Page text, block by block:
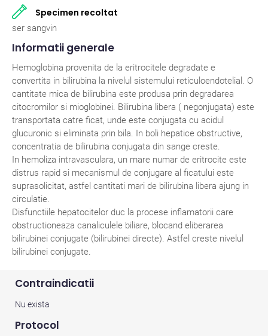
Specimen recoltat
ser sangvin
Informatii generale
Hemoglobina provenita de la eritrocitele degradate e
convertita in bilirubina la nivelul sistemului reticuloendotelial. O
cantitate mica de bilirubina este produsa prin degradarea
citocromilor si mioglobinei. Bilirubina libera ( negonjugata) este
transportata catre ficat, unde este conjugata cu acidul
glucuronic si eliminata prin bila. In boli hepatice obstructive,
concentratia de bilirubina conjugata din sange creste.
In hemoliza intravasculara, un mare numar de eritrocite este
distrus rapid si mecanismul de conjugare al ficatului este
suprasolicitat, astfel cantitati mari de bilirubina libera ajung in
circulatie.
Disfunctiile hepatocitelor duc la procese inflamatorii care
obstructioneaza canaliculele biliare, blocand eliberarea
bilirubinei conjugate (bilirubinei directe). Astfel creste nivelul
bilirubinei conjugate.
Contraindicatii
Nu exista
Protocol